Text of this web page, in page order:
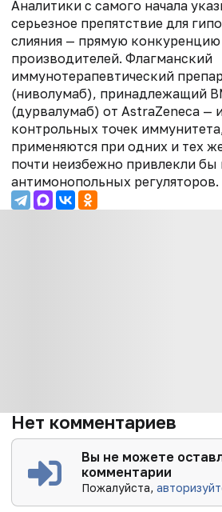
Аналитики с самого начала
серьезное препятствие для
слияния — прямую
производителей. Флагманский
иммунотерапевтический
(ниволумаб), принадлежащий
(дурвалумаб) от AstraZeneca —
контрольных точек
применяются при одних и тех
почти неизбежно привлекли
антимонопольных регуляторов.
Нет комментариев
Вы не можете
комментарии
Пожалуйста,